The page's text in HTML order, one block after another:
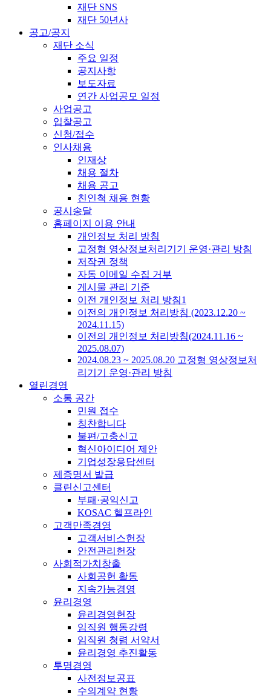
재단 SNS
재단 50년사
공고/공지
재단 소식
주요 일정
공지사항
보도자료
연간 사업공모 일정
사업공고
입찰공고
신청/접수
인사채용
인재상
채용 절차
채용 공고
친인척 채용 현황
공시송달
홈페이지 이용 안내
개인정보 처리 방침
고정형 영상정보처리기기 운영·관리 방침
저작권 정책
자동 이메일 수집 거부
게시물 관리 기준
이전 개인정보 처리 방침1
이전의 개인정보 처리방침 (2023.12.20 ~
2024.11.15)
이전의 개인정보 처리방침(2024.11.16 ~
2025.08.07)
2024.08.23 ~ 2025.08.20 고정형 영상정보처
리기기 운영·관리 방침
열린경영
소통 공간
민원 접수
칭찬합니다
불편/고충신고
혁신아이디어 제안
기업성장응답센터
제증명서 발급
클린신고센터
부패·공익신고
KOSAC 헬프라인
고객만족경영
고객서비스헌장
안전관리헌장
사회적가치창출
사회공헌 활동
지속가능경영
윤리경영
윤리경영헌장
임직원 행동강령
임직원 청렴 서약서
윤리경영 추진활동
투명경영
사전정보공표
수의계약 현황